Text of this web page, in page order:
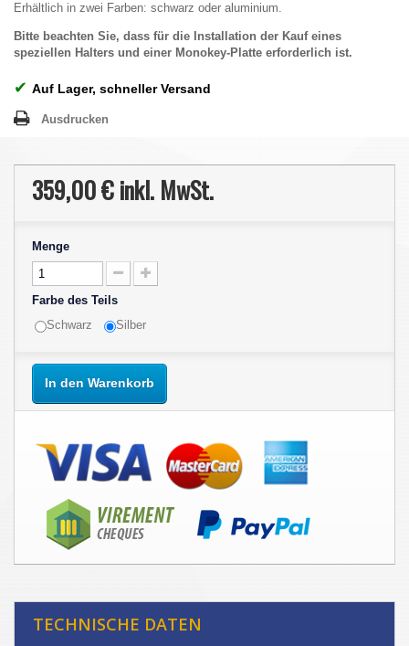
Erhältlich in zwei Farben: schwarz oder aluminium.
Bitte beachten Sie, dass für die Installation der Kauf eines
speziellen Halters und einer Monokey-Platte erforderlich ist.
✔ Auf Lager, schneller Versand
Ausdrucken
359,00 €inkl. MwSt.
Menge
Farbe des Teils
Schwarz
Silber
In den Warenkorb
TECHNISCHE DATEN